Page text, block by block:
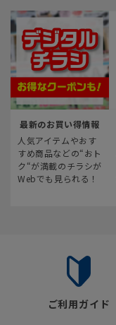
最新のお買い得情報
人気アイテムやおす
すめ商品などの“おト
ク“が満載のチラシが
Webでも見られる！
ご利用ガイド